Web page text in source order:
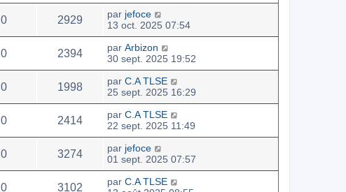
0 2929 par jefoce
13 oct. 2025 07:54
0 2394 par Arbizon
30 sept. 2025 19:52
0 1998 par C.A TLSE
25 sept. 2025 16:29
0 2414 par C.A TLSE
22 sept. 2025 11:49
0 3274 par jefoce
01 sept. 2025 07:57
0 3102 par C.A TLSE